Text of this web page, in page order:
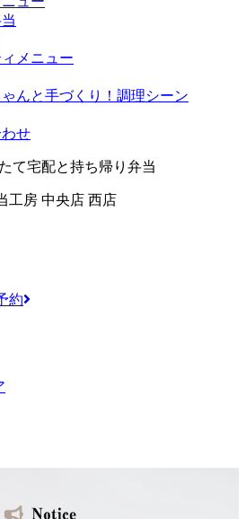
メニュー
んと手づくり！調理シーン
せ
て宅配と持ち帰り弁当
工房 中央店 西店
約